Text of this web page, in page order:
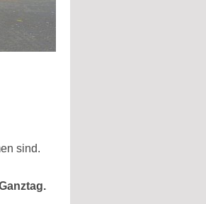
sind.